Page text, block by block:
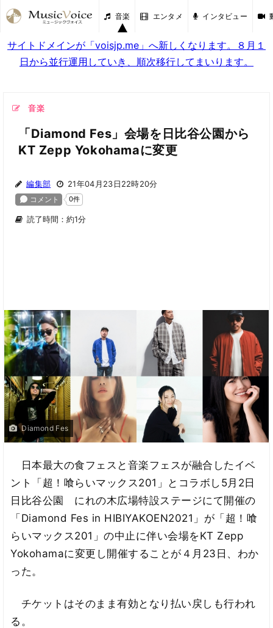
音楽 エンタメ インタビュー
サイトドメインが「voisjp.me」へ新しくなります。８月１
日から並行運用していき、順次移行してまいります。
音楽
「Diamond Fes」会場を日比谷公園から
KT Zepp Yokohamaに変更
編集部 21年04月23日22時20分
読了時間：約1分
Diamond Fes
日本最大の食フェスと音楽フェスが融合したイベ
ント「超！喰らいマックス201」とコラボし5月2日
日比谷公園 にれの木広場特設ステージにて開催の
「Diamond Fes in HIBIYAKOEN2021」が「超！喰
らいマックス201」の中止に伴い会場をKT Zepp
Yokohamaに変更し開催することが４月23日、わか
った。
チケットはそのまま有効となり払い戻しも行われ
る。